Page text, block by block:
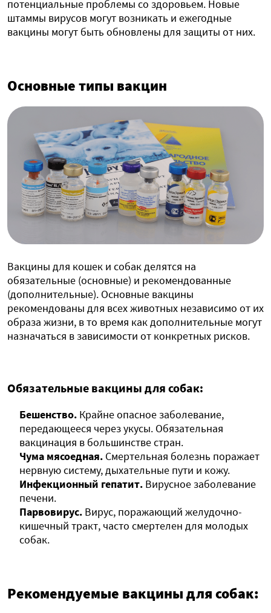
потенциальные проблемы со здоровьем. Новые
штаммы вирусов могут возникать и ежегодные
вакцины могут быть обновлены для защиты от них.
Основные типы вакцин
Вакцины для кошек и собак делятся на
обязательные (основные) и рекомендованные
(дополнительные). Основные вакцины
рекомендованы для всех животных независимо от их
образа жизни, в то время как дополнительные могут
назначаться в зависимости от конкретных рисков.
Обязательные вакцины для собак:
Бешенство. Крайне опасное заболевание,
передающееся через укусы. Обязательная
вакцинация в большинстве стран.
Чума мясоедная. Смертельная болезнь поражает
нервную систему, дыхательные пути и кожу.
Инфекционный гепатит. Вирусное заболевание
печени.
Парвовирус. Вирус, поражающий желудочно-
кишечный тракт, часто смертелен для молодых
собак.
Рекомендуемые вакцины для собак: